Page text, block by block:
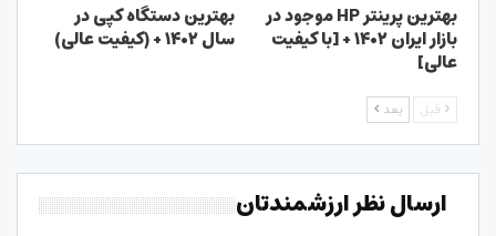
بهترین پرینتر HP موجود در
بازار ایران ۱۴۰۲ + [با کیفیت
عالی]
بهترین دستگاه کپی در
سال ۱۴۰۲ + (کیفیت عالی)
قبل بعد
ارسال نظر ارزشمندتان